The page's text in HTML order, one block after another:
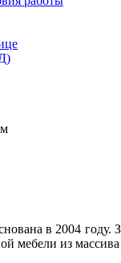
в 2004 году.
мебели из